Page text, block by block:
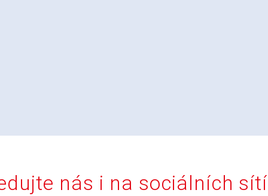
nás i na sociálních